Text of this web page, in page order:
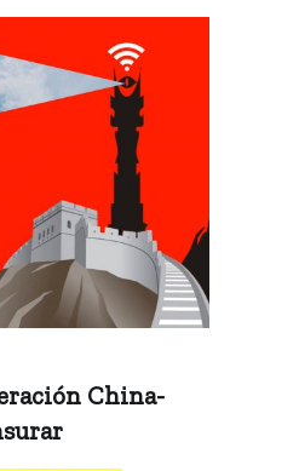
China-